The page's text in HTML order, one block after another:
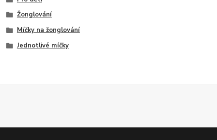
Žonglování
Míčky na žonglování
Jednotlivé míčky